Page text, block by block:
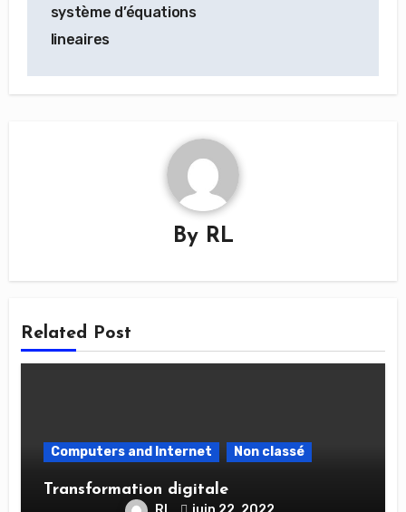
système d’équations
lineaires
By RL
Related Post
Computers and Internet Non classé
Transformation digitale